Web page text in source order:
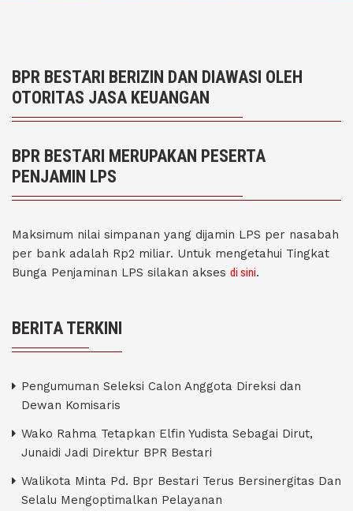
BPR BESTARI BERIZIN DAN DIAWASI OLEH
OTORITAS JASA KEUANGAN
BPR BESTARI MERUPAKAN PESERTA
PENJAMIN LPS
Maksimum nilai simpanan yang dijamin LPS per nasabah
per bank adalah Rp2 miliar. Untuk mengetahui Tingkat
Bunga Penjaminan LPS silakan akses di sini.
BERITA TERKINI
Pengumuman Seleksi Calon Anggota Direksi dan
Dewan Komisaris
Wako Rahma Tetapkan Elfin Yudista Sebagai Dirut,
Junaidi Jadi Direktur BPR Bestari
Walikota Minta Pd. Bpr Bestari Terus Bersinergitas Dan
Selalu Mengoptimalkan Pelayanan